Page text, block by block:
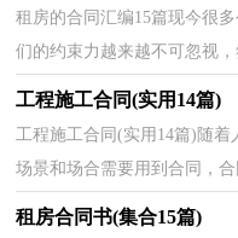
租房的合同汇编15篇现今很
们的约束力越来越不可忽视
位。合同有不同的类型，当
工程施工合同(实用14篇)
工程施工合同(实用14篇)随
场景和场合需要用到合同，
那么大家知道合法的合同书
租房合同书(集合15篇)